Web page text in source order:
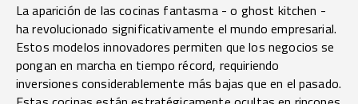
La aparición de las cocinas fantasma - o ghost kitchen -
ha revolucionado significativamente el mundo empresarial.
Estos modelos innovadores permiten que los negocios se
pongan en marcha en tiempo récord, requiriendo
inversiones considerablemente más bajas que en el pasado.